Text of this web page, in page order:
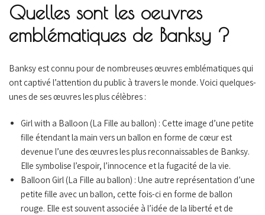
Quelles sont les oeuvres
emblématiques de Banksy ?
Banksy est connu pour de nombreuses œuvres emblématiques qui
ont captivé l’attention du public à travers le monde. Voici quelques-
unes de ses œuvres les plus célèbres :
Girl with a Balloon (La Fille au ballon) : Cette image d’une petite
fille étendant la main vers un ballon en forme de cœur est
devenue l’une des œuvres les plus reconnaissables de Banksy.
Elle symbolise l’espoir, l’innocence et la fugacité de la vie.
Balloon Girl (La Fille au ballon) : Une autre représentation d’une
petite fille avec un ballon, cette fois-ci en forme de ballon
rouge. Elle est souvent associée à l’idée de la liberté et de